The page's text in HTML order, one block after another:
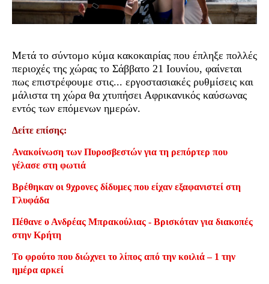
Μετά το σύντομο κύμα κακοκαιρίας που έπληξε πολλές
περιοχές της χώρας το Σάββατο 21 Ιουνίου, φαίνεται
πως επιστρέφουμε στις... εργοστασιακές ρυθμίσεις και
μάλιστα τη χώρα θα χτυπήσει Αφρικανικός καύσωνας
εντός των επόμενων ημερών.
Δείτε επίσης:
Ανακοίνωση των Πυροσβεστών για τη ρεπόρτερ που
γέλασε στη φωτιά
Βρέθηκαν οι 9χρονες δίδυμες που είχαν εξαφανιστεί στη
Γλυφάδα
Πέθανε ο Ανδρέας Μπρακούλιας - Βρισκόταν για διακοπές
στην Κρήτη
Το φρούτο που διώχνει το λίπος από την κοιλιά – 1 την
ημέρα αρκεί